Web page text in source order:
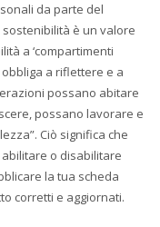
da parte del
è un valore
a ‘compartimenti
obbliga a riflettere e a
possano abitare
possano lavorare e
Ciò significa che
o disabilitare
la tua scheda
corretti e aggiornati.